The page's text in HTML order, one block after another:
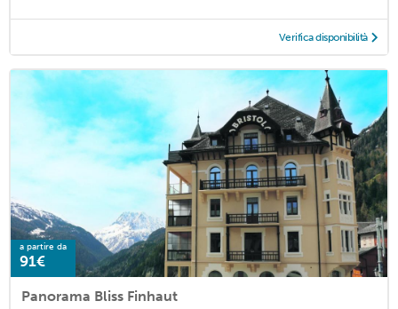
Verifica disponibilità
a partire da
91€
Panorama Bliss Finhaut